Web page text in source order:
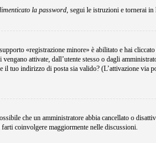
la password, segui le istruzioni e tornerai in
«registrazione minore» è abilitato e hai
attivate, dall’utente stesso o dagli
tuo indirizzo di posta sia valido? (L’attivazione via
che un amministratore abbia cancellato o
coinvolgere maggiormente nelle discussioni.